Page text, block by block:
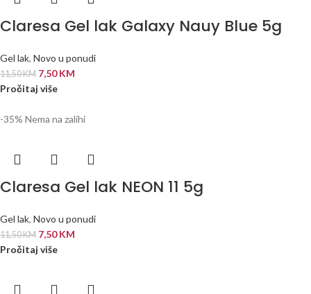
Claresa Gel lak Galaxy Nauy Blue 5g
Gel lak, Novo u ponudi
11,50KM 7,50KM
Pročitaj više
-35% Nema na zalihi
Claresa Gel lak NEON 11 5g
Gel lak, Novo u ponudi
11,50KM 7,50KM
Pročitaj više